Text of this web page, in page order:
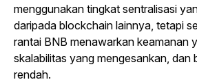
menggunakan tingkat sentralisasi
daripada blockchain lainnya, tetapi
rantai BNB menawarkan keamanan
skalabilitas yang mengesankan, dan
rendah.